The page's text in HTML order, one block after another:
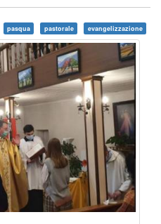
pasqua pastorale evangelizzazione